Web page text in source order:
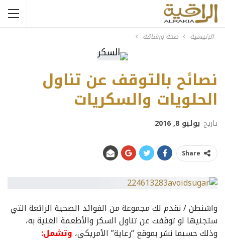
الرئيسية صحة ورشاقة
نصائح بالتوقف عن تناول
الحلويات والسكريات
تاريخ يوليو 8, 2016
Share
واشنطن / نقدم لك مجموعة من الفوائد الصحية الرائعة التي
ستجنيها لو توقفت عن تناول السكر والأطعمة الغنية به،
وذلك حسبما نشر بموقع “رعاية” الأمريكى، وتشمل: